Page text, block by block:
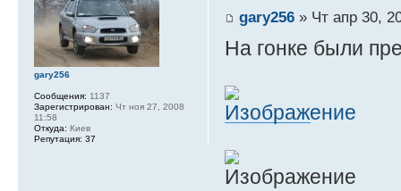
gary256» Чт апр 30,
На гонке были
gary256
Сообщения: 1137
Зарегистрирован: Чт ноя 27, 2008
11:58
Откуда: Киев
Репутация: 37